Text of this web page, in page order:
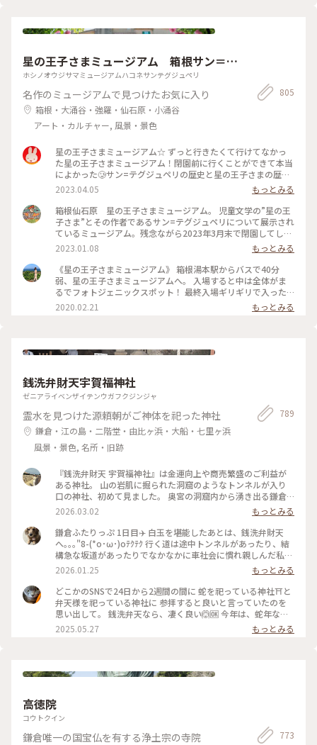
たまごが一体に とろり〜☆ ん〜おいしっ(o^^o) ※ そして次に
旅 #Myことりっぷ #オムシチュー #オムライス #シチュー #日
本茶 #ランチ #カフェ #元町 #横浜
星の王子さまミュージアム 箱根サン＝テ
グジュペリ
ホシノオウジサマミュージアムハコネサンテグジュペリ
名作のミュージアムで見つけたお気に入り
箱根・大涌谷・強羅・仙石原・小涌谷
アート・カルチャー, 風景・景色
805
星の王子さまミュージアム☆ ずっと行きたくて行けてなかっ
た星の王子さまミュージアム！閉園前に行くことができて本当
によかった🥲サン=テグジュペリの歴史と星の王子さまの歴史
がぎゅっと詰まっているミュージアム☆もう行くことができな
いのが本当に残念すぎる‥とーっても素敵なミュージアムでし
た！ #私のことりっぷ旅 #箱根 #日帰り旅 #星の王子さまミュ
ージアム #星の王子さま #神奈川
2023.04.05
もっとみる
箱根仙石原 星の王子さまミュージアム。 児童文学の”星の王
子さま”とその作者であるサン=テグジュペリについて展示され
ているミュージアム。残念ながら2023年3月末で閉園してしま
います。 1月9日までロマンティック・スターリー・ウィンタ
ーが開催中で園内のクリスマスツリーのライトアップがとても
綺麗です🎄✨星の王子さまの世界感に引き込まれる素敵なミュ
ージアムです。 #神奈川 #箱根 #仙石原 #星の王子さま #イルミ
ネーション #ファンタジーの世界
2023.01.08
もっとみる
《星の王子さまミュージアム》 箱根湯本駅からバスで40分
弱、星の王子さまミュージアムへ。 入場すると中は全体がま
るでフォトジェニックスポット！ 最終入場ギリギリで入った
のでほとんど人がおらずめいっぱい写真が撮れました✨ 展示ホ
ールには星の王子さまについてや、サン・テグジュペリについ
思います(*´꒳`*) 17:30くらいになると辺りが暗くなってき
子さまの世界に浸れる充実した空間でした。楽しかった(๑˃̵ᴗ˂̵)
2020.02.21 もっとみる
銭洗弁財天宇賀福神社
ゼニアライベンザイテンウガフクジンジャ
霊水を見つけた源頼朝がご神体を祀った神社
鎌倉・江の島・二階堂・由比ヶ浜・大船・七里ヶ浜
風景・景色, 名所・旧跡
789
『銭洗弁財天 宇賀福神社』は金運向上や商売繁盛のご利益が
ある神社。 山の岩肌に掘られた洞窟のようなトンネルが入り
口の神社、初めて見ました。 奥宮の洞窟内から湧き出る鎌倉
五名水のひとつ「銭洗水」でお金を洗うと 何倍にも増えて戻
ってくると信じられています。 現金持ち歩かないので、その場
で 旦那さんに恵んでもらった1,000円札と100円玉を洗いまし
た。 意味あるかな。 ✒︎ 源頼朝が夢のお告げで発見した洞窟の
清水が由来。 北条時頼もこの神を敬い自ら銭を洗って祈り、
いつしか銭洗いの水と呼ばれるように。 御祭神は水の神、市
杵島姫命（いちきしまひめのみこと）。 🐾 茶房 雲母の前の道
をさらに10分ほど進んだ先にあります。 鎌倉駅西口から歩い
て20分ほど。 #銭洗弁財天#神奈川#鎌倉#日本遺産#銭洗弁財
天宇賀福神社#はじめての鎌倉#全決の熱が冷めない#狛犬
2026.03.02
もっとみる
鎌倉ふたりっぷ 1日目✈️ 白玉を堪能したあとは、銭洗弁財天
へ｡｡｡"8-(*o･ω･)oﾃｸﾃｸ 行く道は途中トンネルがあったり、結
構急な坂道があったりでなかなかに車社会に慣れ親しんだ私た
ちにはハードモード(((;°▽°))💦 最後にかなりな上り坂ですっか
り折れた心を奮い立たせ何とか無事到着(〃´o｀)ﾌｩ… 参拝し
て、もちろんお金を少し洗い、お守り等を頂いたあとは大仏様
に会いに行きました😊 運良く、銭洗弁財天を出た時にタクシ
ー🚕が止まったので、すかさず捕まえ無事乗車。 楽ちんで高
徳院へ向かいました。 親切な運転手さんに生き方を教えても
らい、迷うことなく到着🙌 初めてお会いする鎌倉の大仏様
てお参りを済ませ、お次は憧れの江ノ電に乗って次の目的地へ
寺
2026.01.25
もっとみる
どこかのSNSで24日から2週間の間に 蛇を祀っている神社⛩️と
弁天様を祀っている神社に 参拝すると良いと言っていたのを
思い出して。 銭洗弁天なら、凄く良い🙆🆗 今年は、蛇年なの
で来なければと思っていたので 丁度のタイミングと思って参
拝出来ました❣️ #神社 #銭洗弁天 #巳年 #弁天様 #鎌倉
2025.05.27 もっとみる
高徳院
コウトクイン
鎌倉唯一の国宝仏を有する浄土宗の寺院 773